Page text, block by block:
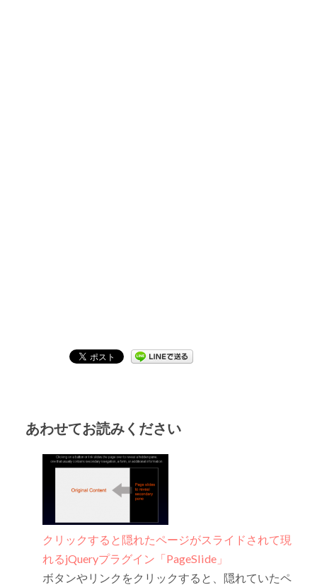
あわせてお読みください
クリックすると隠れたページがスライドされて現
れるjQueryプラグイン「PageSlide」
ボタンやリンクをクリックすると、隠れていたペ